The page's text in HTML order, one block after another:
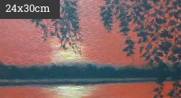
24x30cm